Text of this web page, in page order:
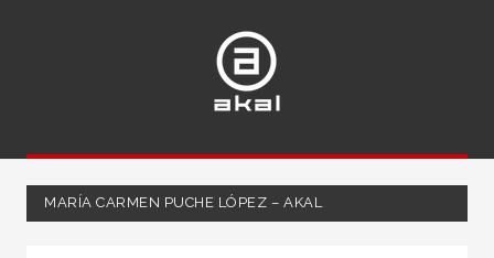
MARÍA CARMEN PUCHE LÓPEZ – AKAL